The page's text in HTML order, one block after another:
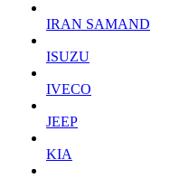
IRAN SAMAND
ISUZU
IVECO
JEEP
KIA